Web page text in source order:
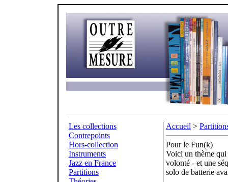
Les collections
Contrepoints
Hors-collection
Instruments
Jazz en France
Partitions
Accueil >
Pour le Fun(k)
Voici un thème qui
volonté - et une
solo de batterie